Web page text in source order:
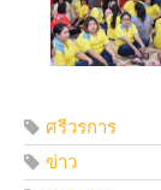
ศรีวรการ
ข่าว